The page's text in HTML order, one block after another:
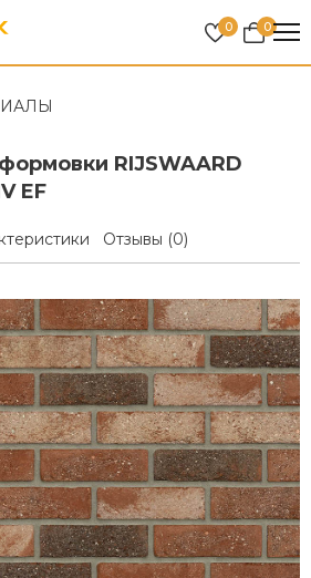
0 0
RIJSWAARD
EF
Отзывы (0)